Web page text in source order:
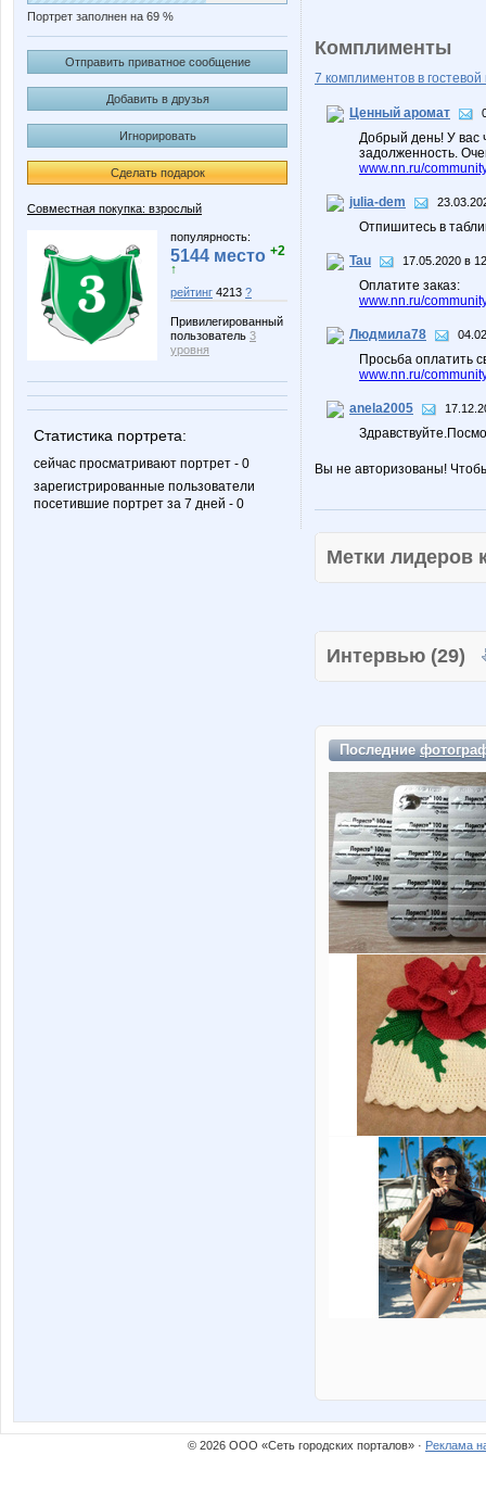
Портрет заполнен на 69 %
Отправить приватное сообщение
Добавить в друзья
Игнорировать
Сделать подарок
Совместная покупка: взрослый
популярность:
5144 место +2
↑
рейтинг 4213 ?
Привилегированный
пользователь 3
уровня
Статистика портрета:
сейчас просматривают портрет - 0
зарегистрированные пользователи
посетившие портрет за 7 дней - 0
Комплименты
7 комплиментов в гостевой
Ценный аромат
Добрый день! У вас
задолженность.
www.nn.ru/
julia-dem
Отпишитесь в
Tau 17.05.2020 в
Оплатите заказ:
www.nn.ru/
Людмила78
Просьба оплатить
www.nn.ru/
anela2005
Вы не авторизованы!
Метки
Интервью (29)
Последние
© 2026 ООО «Сеть городских порталов» · Реклама